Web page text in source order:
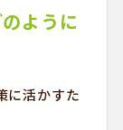
ように
に活かすた